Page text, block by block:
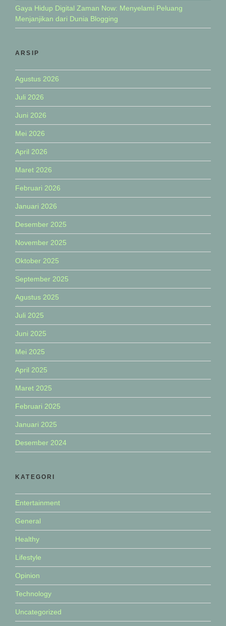
Gaya Hidup Digital Zaman Now: Menyelami Peluang
Menjanjikan dari Dunia Blogging
ARSIP
Agustus 2026
Juli 2026
Juni 2026
Mei 2026
April 2026
Maret 2026
Februari 2026
Januari 2026
Desember 2025
November 2025
Oktober 2025
September 2025
Agustus 2025
Juli 2025
Juni 2025
Mei 2025
April 2025
Maret 2025
Februari 2025
Januari 2025
Desember 2024
KATEGORI
Entertainment
General
Healthy
Lifestyle
Opinion
Technology
Uncategorized